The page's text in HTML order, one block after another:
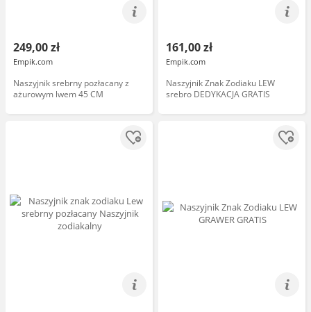
249,00 zł
Empik.com
Naszyjnik srebrny pozłacany z
ażurowym lwem 45 CM
161,00 zł
Empik.com
Naszyjnik Znak Zodiaku LEW
srebro DEDYKACJA GRATIS